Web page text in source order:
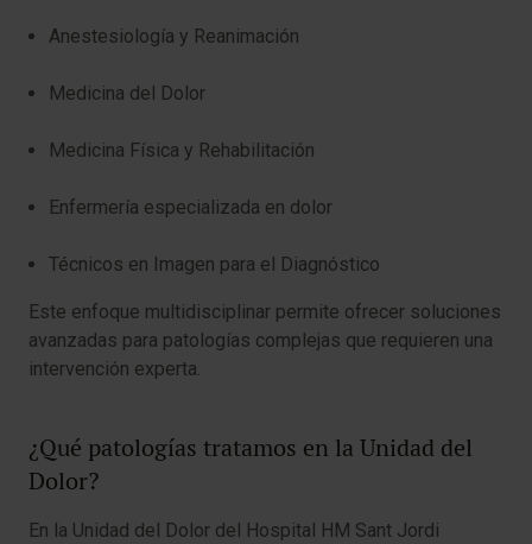
Anestesiología y Reanimación
Medicina del Dolor
Medicina Física y Rehabilitación
Enfermería especializada en dolor
Técnicos en Imagen para el Diagnóstico
Este enfoque multidisciplinar permite ofrecer soluciones
avanzadas para patologías complejas que requieren una
intervención experta.
¿Qué patologías tratamos en la Unidad del
Dolor?
En la Unidad del Dolor del Hospital HM Sant Jordi